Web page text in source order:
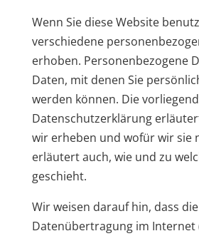
Wenn Sie diese Website
verschiedene
erhoben. Personenbezogene
Daten, mit denen Sie
werden können. Die
Datenschutzerklärung
wir erheben und wofür wir sie
erläutert auch, wie und zu
geschieht.
Wir weisen darauf hin, dass die
Datenübertragung im Internet